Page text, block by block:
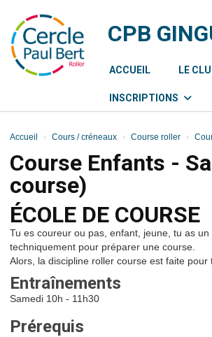
CPB
ACCUEIL LE
INSCRIPTIONS
Accueil Cours / créneaux Course roller
Course Enfants -
course)
ÉCOLE DE COURSE
Tu es coureur ou pas, enfant, jeune, tu as
techniquement pour préparer une course.
Alors, la discipline roller course est faite pour
Entraînements
Samedi 10h - 11h30
Prérequis